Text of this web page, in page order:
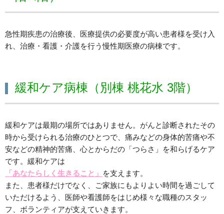
急性期疾患の治療後、医療提供の必要度が高い患者様を受け入
れ、治療・看護・介護を行う慢性期医療の病棟です。
緩和ケア病棟（別棟 桃花水 3階）
緩和ケアは最期の場所ではありません。がんと診断されたその
時から受けられる治療のひとつで、痛みなどの身体的苦痛や不
安などの精神的苦痛、心とからだの「つらさ」を和らげるケア
です。緩和ケアは
「あなたらしく生きること」 を支えます。
また、患者様だけでなく、ご家族にもよりよい時間を過ごして
いただけるよう、医師や看護師をはじめ様々な職種のスタッ
フ、ボランティアが支えていきます。